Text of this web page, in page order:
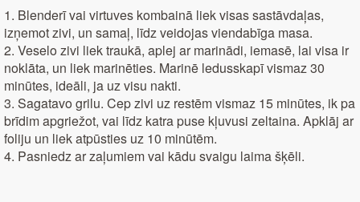
1. Blenderī vai virtuves kombainā liek visas sastāvdaļas,
izņemot zivi, un samaļ, līdz veidojas viendabīga masa.
2. Veselo zivi liek traukā, aplej ar marinādi, iemasē, lai visa ir
noklāta, un liek marinēties. Marinē ledusskapī vismaz 30
minūtes, ideāli, ja uz visu nakti.
3. Sagatavo grilu. Cep zivi uz restēm vismaz 15 minūtes, ik pa
brīdim apgriežot, vai līdz katra puse kļuvusi zeltaina. Apklāj ar
foliju un liek atpūsties uz 10 minūtēm.
4. Pasniedz ar zaļumiem vai kādu svaigu laima šķēli.